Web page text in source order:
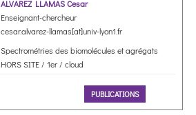
ALVAREZ LLAMAS Cesar
Enseignant-chercheur
cesar.alvarez-llamas[at]univ-lyon1.fr
Spectrométries des biomolécules et agrégats
HORS SITE / 1er / cloud
PUBLICATIONS